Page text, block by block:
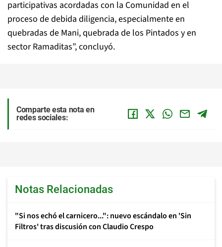
participativas acordadas con la Comunidad en el
proceso de debida diligencia, especialmente en
quebradas de Mani, quebrada de los Pintados y en
sector Ramaditas”, concluyó.
Comparte esta nota en
redes sociales:
Notas Relacionadas
"Si nos echó el carnicero...": nuevo escándalo en 'Sin
Filtros' tras discusión con Claudio Crespo